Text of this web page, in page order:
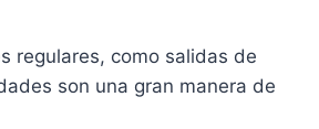
regulares, como salidas de
son una gran manera de